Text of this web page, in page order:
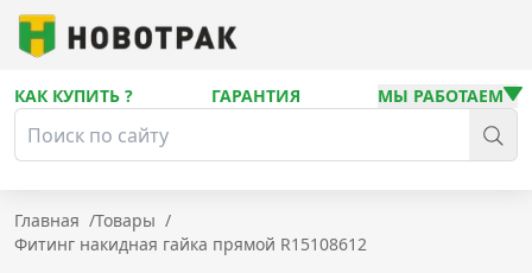
КАК КУПИТЬ ? ГАРАНТИЯ МЫ РАБОТАЕМ
Главная /Товары /
Фитинг накидная гайка прямой R15108612